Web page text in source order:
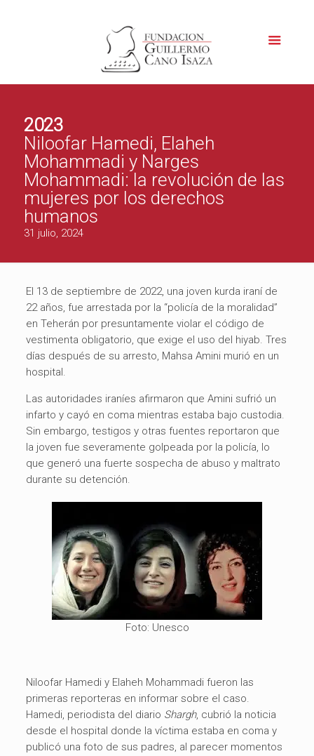
2023
Niloofar Hamedi, Elaheh
Mohammadi y Narges
Mohammadi: la revolución de las
mujeres por los derechos
humanos
31 julio, 2024
El 13 de septiembre de 2022, una joven kurda iraní de
22 años, fue arrestada por la “policía de la moralidad”
en Teherán por presuntamente violar el código de
vestimenta obligatorio, que exige el uso del hiyab. Tres
días después de su arresto, Mahsa Amini murió en un
hospital.
Las autoridades iraníes afirmaron que Amini sufrió un
infarto y cayó en coma mientras estaba bajo custodia.
Sin embargo, testigos y otras fuentes reportaron que
la joven fue severamente golpeada por la policía, lo
que generó una fuerte sospecha de abuso y maltrato
durante su detención.
Foto: Unesco
Niloofar Hamedi y Elaheh Mohammadi fueron las
primeras reporteras en informar sobre el caso.
Hamedi, periodista del diario Shargh, cubrió la noticia
desde el hospital donde la víctima estaba en coma y
publicó una foto de sus padres, al parecer momentos